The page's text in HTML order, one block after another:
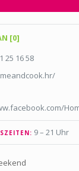
[0]
25 16 58
9 – 21 Uhr